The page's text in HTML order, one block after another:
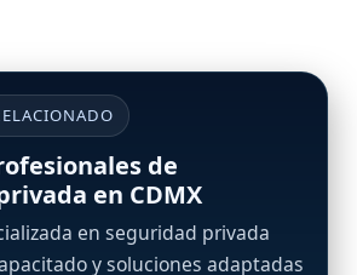
de
en CDMX
en seguridad privada
y soluciones adaptadas